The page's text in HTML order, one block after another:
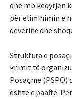
dhe mbikëqyrjen
për eliminimin e
qeverinë dhe
Struktura e
krimit të
Posaçme
është e paaftë.